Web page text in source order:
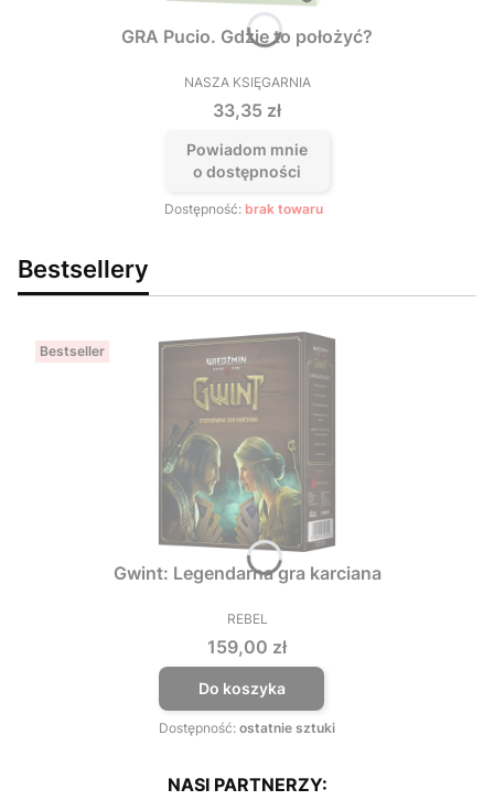
GRA Pucio. Gdzie to położyć?
PRODUCENT
NASZA KSIĘGARNIA
Cena
33,35 zł
Powiadom mnie
o dostępności
Dostępność: brak towaru
Bestsellery
Bestseller
Gwint: Legendarna gra karciana
PRODUCENT
REBEL
Cena
159,00 zł
Do koszyka
Dostępność: ostatnie sztuki
NASI PARTNERZY: